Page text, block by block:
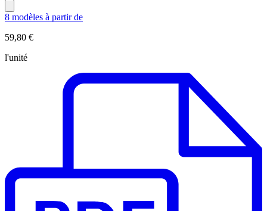
8 modèles à partir de
59,80 €
l'unité